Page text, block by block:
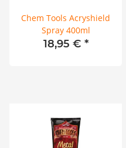
Chem Tools Acryshield
Spray 400ml
18,95 € *